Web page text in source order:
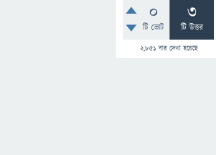
0
টি ভোট
3
টি উত্তর
2,851বার দেখা হয়েছে